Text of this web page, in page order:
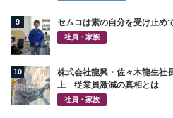
9 セムコは素の自分を受け止め
社員・家族
10
株式会社龍興・佐々木龍生社
上 従業員激減の真相とは
社員・家族